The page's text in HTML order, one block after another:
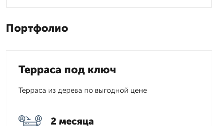
Портфолио
Терраса под ключ
Терраса из дерева по выгодной цене
2 месяца